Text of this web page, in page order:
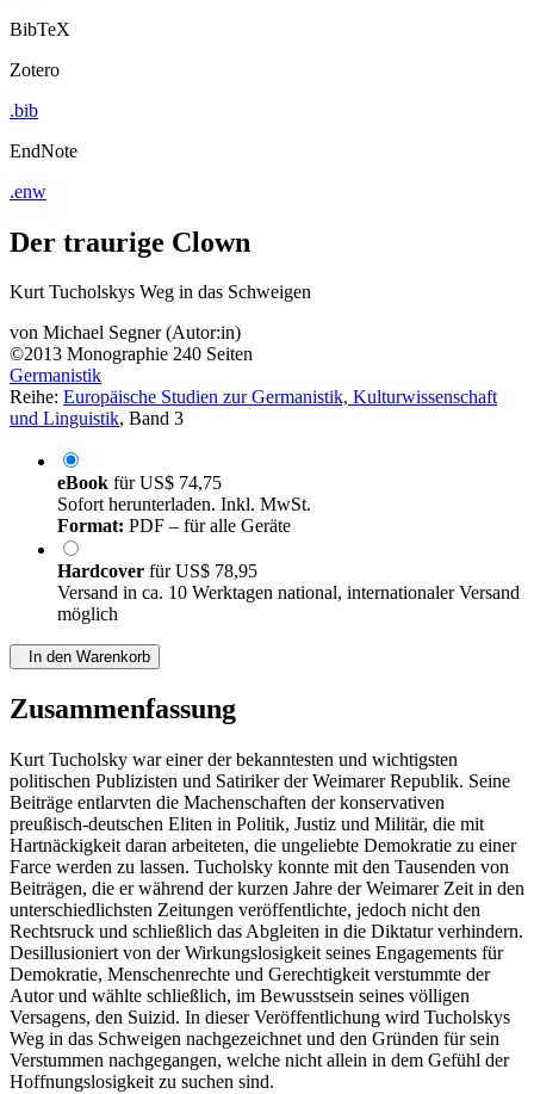
BibTeX
Zotero
.bib
EndNote
.enw
Der traurige Clown
Kurt Tucholskys Weg in das Schweigen
von Michael Segner (Autor:in)
©2013 Monographie 240 Seiten
Germanistik
Reihe: Europäische Studien zur Germanistik, Kulturwissenschaft
und Linguistik, Band 3
eBook fürUS$ 74,75
Sofort herunterladen. Inkl. MwSt.
Format: PDF – für alle Geräte
Hardcover fürUS$ 78,95
Versand in ca. 10 Werktagen national, internationaler Versand
möglich
In den Warenkorb
Zusammenfassung
Kurt Tucholsky war einer der bekanntesten und wichtigsten
politischen Publizisten und Satiriker der Weimarer Republik. Seine
Beiträge entlarvten die Machenschaften der konservativen
preußisch-deutschen Eliten in Politik, Justiz und Militär, die mit
Hartnäckigkeit daran arbeiteten, die ungeliebte Demokratie zu einer
Farce werden zu lassen. Tucholsky konnte mit den Tausenden von
Beiträgen, die er während der kurzen Jahre der Weimarer Zeit in den
unterschiedlichsten Zeitungen veröffentlichte, jedoch nicht den
Rechtsruck und schließlich das Abgleiten in die Diktatur verhindern.
Desillusioniert von der Wirkungslosigkeit seines Engagements für
Demokratie, Menschenrechte und Gerechtigkeit verstummte der
Autor und wählte schließlich, im Bewusstsein seines völligen
Versagens, den Suizid. In dieser Veröffentlichung wird Tucholskys
Weg in das Schweigen nachgezeichnet und den Gründen für sein
Verstummen nachgegangen, welche nicht allein in dem Gefühl der
Hoffnungslosigkeit zu suchen sind.